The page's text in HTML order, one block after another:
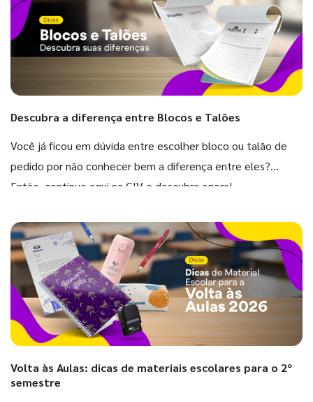
Descubra a diferença entre Blocos e Talões
Você já ficou em dúvida entre escolher bloco ou talão de
pedido por não conhecer bem a diferença entre eles?
Então, continue aqui na GIV e descubra agora!
Volta às Aulas: dicas de materiais escolares para o 2º
semestre